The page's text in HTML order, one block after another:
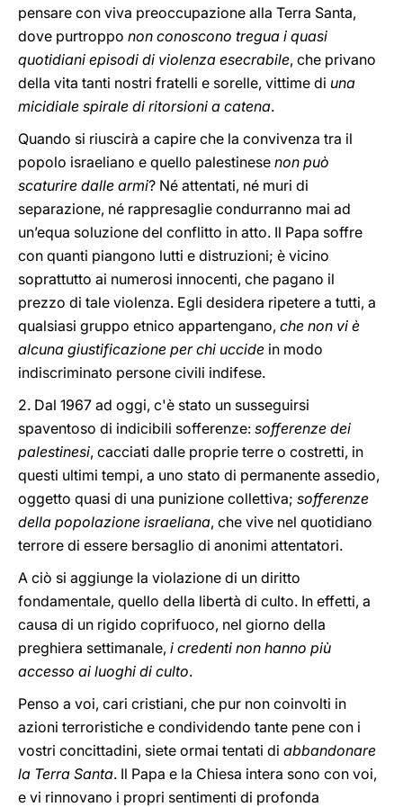
pensare con viva preoccupazione alla Terra Santa,
dove purtroppo non conoscono tregua i quasi
quotidiani episodi di violenza esecrabile, che privano
della vita tanti nostri fratelli e sorelle, vittime di una
micidiale spirale di ritorsioni a catena.
Quando si riuscirà a capire che la convivenza tra il
popolo israeliano e quello palestinese non può
scaturire dalle armi? Né attentati, né muri di
separazione, né rappresaglie condurranno mai ad
un’equa soluzione del conflitto in atto. Il Papa soffre
con quanti piangono lutti e distruzioni; è vicino
soprattutto ai numerosi innocenti, che pagano il
prezzo di tale violenza. Egli desidera ripetere a tutti, a
qualsiasi gruppo etnico appartengano, che non vi è
alcuna giustificazione per chi uccide in modo
indiscriminato persone civili indifese.
2. Dal 1967 ad oggi, c'è stato un susseguirsi
spaventoso di indicibili sofferenze: sofferenze dei
palestinesi, cacciati dalle proprie terre o costretti, in
questi ultimi tempi, a uno stato di permanente assedio,
oggetto quasi di una punizione collettiva; sofferenze
della popolazione israeliana, che vive nel quotidiano
terrore di essere bersaglio di anonimi attentatori.
A ciò si aggiunge la violazione di un diritto
fondamentale, quello della libertà di culto. In effetti, a
causa di un rigido coprifuoco, nel giorno della
preghiera settimanale, i credenti non hanno più
accesso ai luoghi di culto.
Penso a voi, cari cristiani, che pur non coinvolti in
azioni terroristiche e condividendo tante pene con i
vostri concittadini, siete ormai tentati di abbandonare
la Terra Santa. Il Papa e la Chiesa intera sono con voi,
e vi rinnovano i propri sentimenti di profonda